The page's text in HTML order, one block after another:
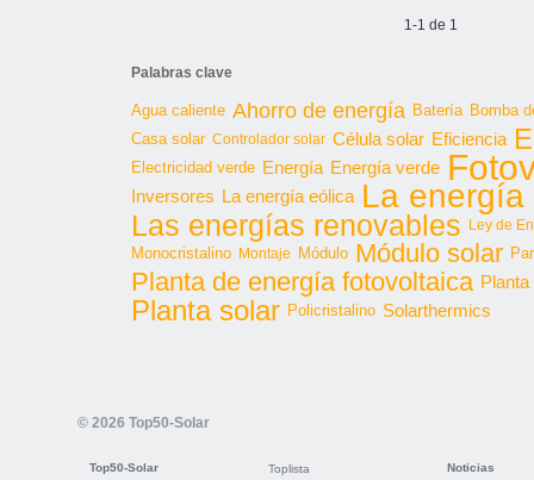
1-1 de 1
Palabras clave
Agua caliente Ahorro de energía Batería Bomba
Casa solar Controlador solar Célula solar Eficiencia
Electricidad verde Energía Energía verde
Inversores La energía eólica La energía
Las energías renovables Ley de
Monocristalino Montaje Módulo Módulo solar
Planta de energía fotovoltaica
Planta solar Policristalino Solarthermics
© 2026 Top50-Solar
Top50-Solar
Toplista
Noticias